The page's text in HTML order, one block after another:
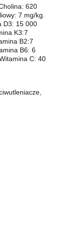
620
7 mg/kg.
D3: 15 000
K3:7
B2:7
B6: 6
C: 40